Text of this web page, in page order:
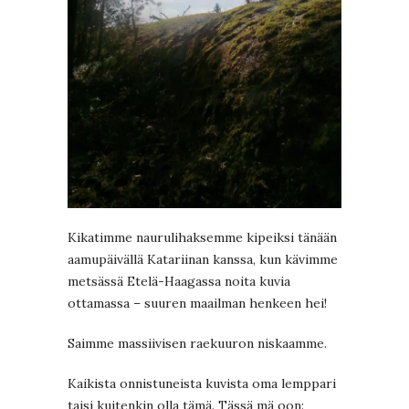
Kikatimme naurulihaksemme kipeiksi tänään
aamupäivällä Katariinan kanssa, kun kävimme
metsässä Etelä-Haagassa noita kuvia
ottamassa – suuren maailman henkeen hei!
Saimme massiivisen raekuuron niskaamme.
Kaikista onnistuneista kuvista oma lemppari